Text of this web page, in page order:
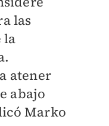
las
la
atener
abajo
Marko